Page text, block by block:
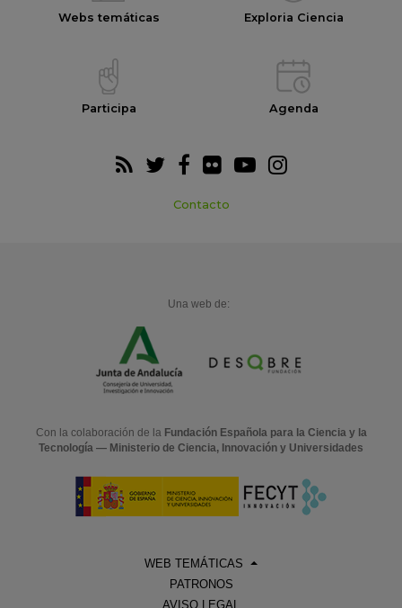
Webs temáticas Exploria Ciencia
Participa Agenda
Contacto
Una web de:
Con la colaboración de la Fundación Española para la Ciencia y la
Tecnología — Ministerio de Ciencia, Innovación y Universidades
WEB TEMÁTICAS
PATRONOS
AVISO LEGAL